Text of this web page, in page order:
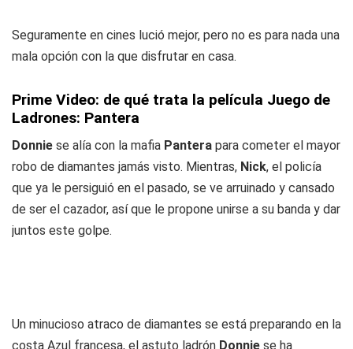
Seguramente en cines lució mejor, pero no es para nada una
mala opción con la que disfrutar en casa.
Prime Video: de qué trata la película Juego de
Ladrones: Pantera
Donnie se alía con la mafia Pantera para cometer el mayor
robo de diamantes jamás visto. Mientras, Nick, el policía
que ya le persiguió en el pasado, se ve arruinado y cansado
de ser el cazador, así que le propone unirse a su banda y dar
juntos este golpe.
Un minucioso atraco de diamantes se está preparando en la
costa Azul francesa, el astuto ladrón Donnie se ha